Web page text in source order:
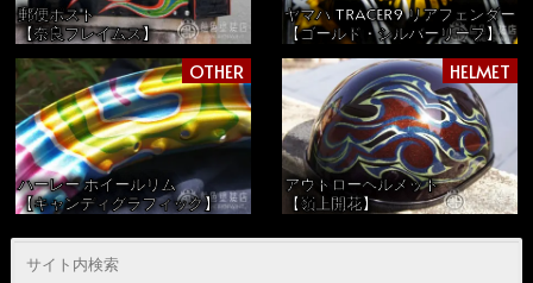
郵便ポスト
【奈良フレイムス】
ヤマハ TRACER9 リアフェンダー
【ゴールド・シルバーリーフ】
OTHER
ハーレー ホイールリム
【キャンディグラフィック】
HELMET
アウトローヘルメット
【嶺上開花】